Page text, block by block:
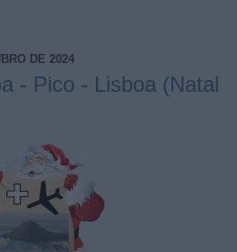
DE 2024
- Pico - Lisboa (Natal